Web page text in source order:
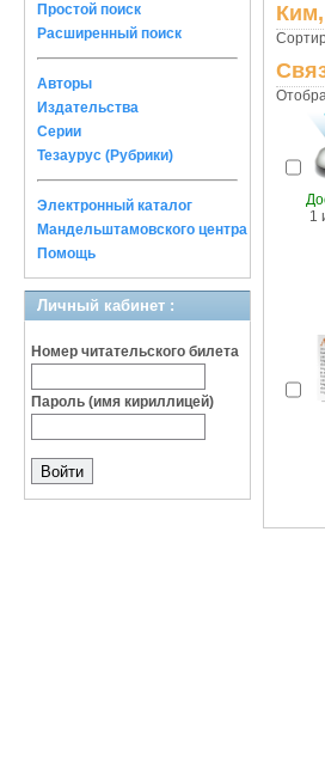
Простой поиск
Расширенный поиск
Авторы
Издательства
Серии
Тезаурус (Рубрики)
Электронный каталог
Мандельштамовского центра
Помощь
Личный кабинет :
Номер читательского билета
Пароль (имя кириллицей)
1